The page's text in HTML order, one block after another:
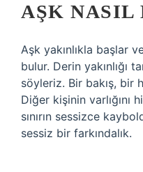
AŞK NASIL
Aşk yakınlıkla başlar
bulur. Derin yakınlığı
söyleriz. Bir bakış, bir
Diğer kişinin varlığını
sınırın sessizce
sessiz bir farkındalık.